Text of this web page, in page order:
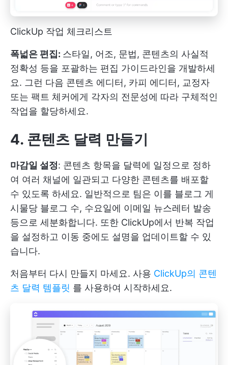
ClickUp 작업 체크리스트
폭넓은 편집: 스타일, 어조, 문법, 콘텐츠의 사실적
정확성 등을 포괄하는 편집 가이드라인을 개발하세
요. 그런 다음 콘텐츠 에디터, 카피 에디터, 교정자
또는 팩트 체커에게 각자의 전문성에 따라 구체적인
작업을 할당하세요.
4. 콘텐츠 달력 만들기
마감일 설정: 콘텐츠 항목을 달력에 일정으로 정하
여 여러 채널에 일관되고 다양한 콘텐츠를 배포할
수 있도록 하세요. 일반적으로 팀은 이를 블로그 게
시물당 블로그 수, 수요일에 이메일 뉴스레터 발송
등으로 세분화합니다. 또한 ClickUp에서 반복 작업
을 설정하고 이동 중에도 설명을 업데이트할 수 있
습니다.
처음부터 다시 만들지 마세요. 사용 ClickUp의 콘텐
츠 달력 템플릿 를 사용하여 시작하세요.